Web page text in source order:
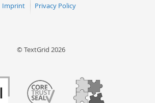
Imprint Privacy Policy
© TextGrid 2026